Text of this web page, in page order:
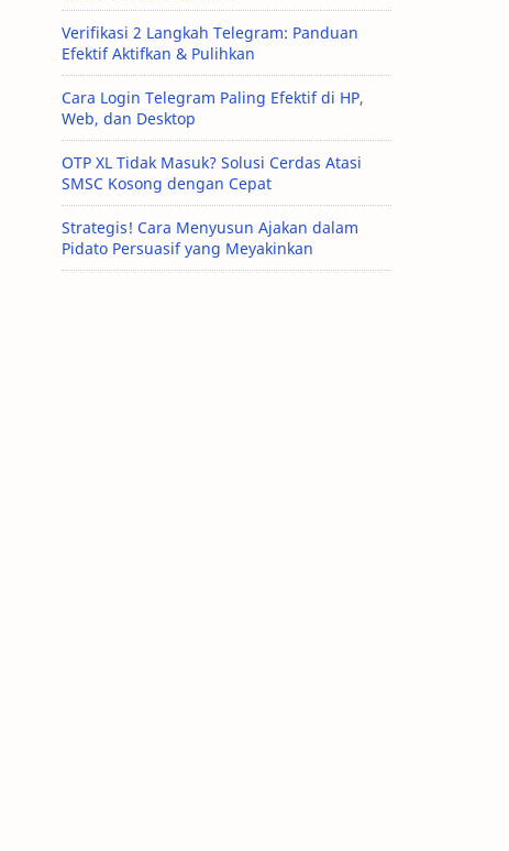
Verifikasi 2 Langkah Telegram: Panduan
Efektif Aktifkan & Pulihkan
Cara Login Telegram Paling Efektif di HP,
Web, dan Desktop
OTP XL Tidak Masuk? Solusi Cerdas Atasi
SMSC Kosong dengan Cepat
Strategis! Cara Menyusun Ajakan dalam
Pidato Persuasif yang Meyakinkan